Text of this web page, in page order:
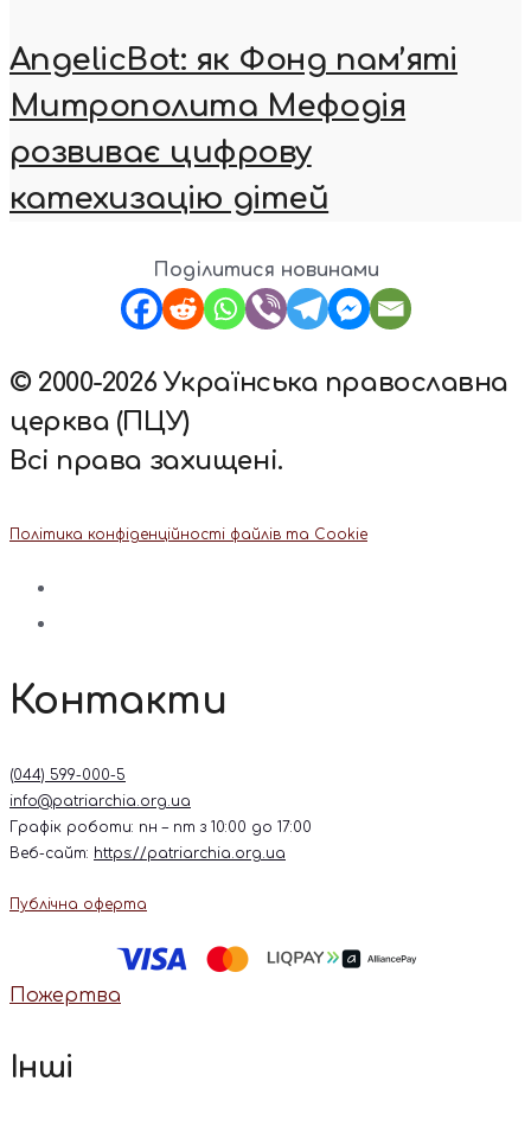
AngelicBot: як Фонд пам’яті
Митрополита Мефодія
розвиває цифрову
катехизацію дітей
Поділитися новинами
© 2000-2026 Українська православна
церква (ПЦУ)
Всі права захищені.
Політика конфіденційності файлів та Cookie
Контакти
(044) 599-000-5
info@patriarchia.org.ua
Графік роботи: пн – пт з 10:00 до 17:00
Веб-сайт: https://patriarchia.org.ua
Публічна оферта
Пожертва
Інші